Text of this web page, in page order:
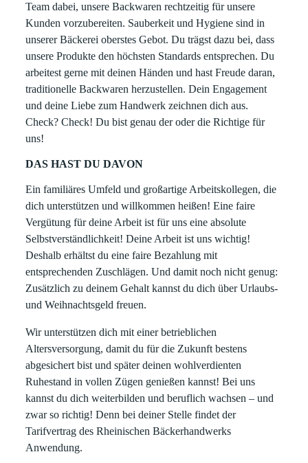
Team dabei, unsere Backwaren rechtzeitig für unsere
Kunden vorzubereiten. Sauberkeit und Hygiene sind in
unserer Bäckerei oberstes Gebot. Du trägst dazu bei, dass
unsere Produkte den höchsten Standards entsprechen. Du
arbeitest gerne mit deinen Händen und hast Freude daran,
traditionelle Backwaren herzustellen. Dein Engagement
und deine Liebe zum Handwerk zeichnen dich aus.
Check? Check! Du bist genau der oder die Richtige für
uns!
DAS HAST DU DAVON
Ein familiäres Umfeld und großartige Arbeitskollegen, die
dich unterstützen und willkommen heißen! Eine faire
Vergütung für deine Arbeit ist für uns eine absolute
Selbstverständlichkeit! Deine Arbeit ist uns wichtig!
Deshalb erhältst du eine faire Bezahlung mit
entsprechenden Zuschlägen. Und damit noch nicht genug:
Zusätzlich zu deinem Gehalt kannst du dich über Urlaubs-
und Weihnachtsgeld freuen.
Wir unterstützen dich mit einer betrieblichen
Altersversorgung, damit du für die Zukunft bestens
abgesichert bist und später deinen wohlverdienten
Ruhestand in vollen Zügen genießen kannst! Bei uns
kannst du dich weiterbilden und beruflich wachsen – und
zwar so richtig! Denn bei deiner Stelle findet der
Tarifvertrag des Rheinischen Bäckerhandwerks
Anwendung.